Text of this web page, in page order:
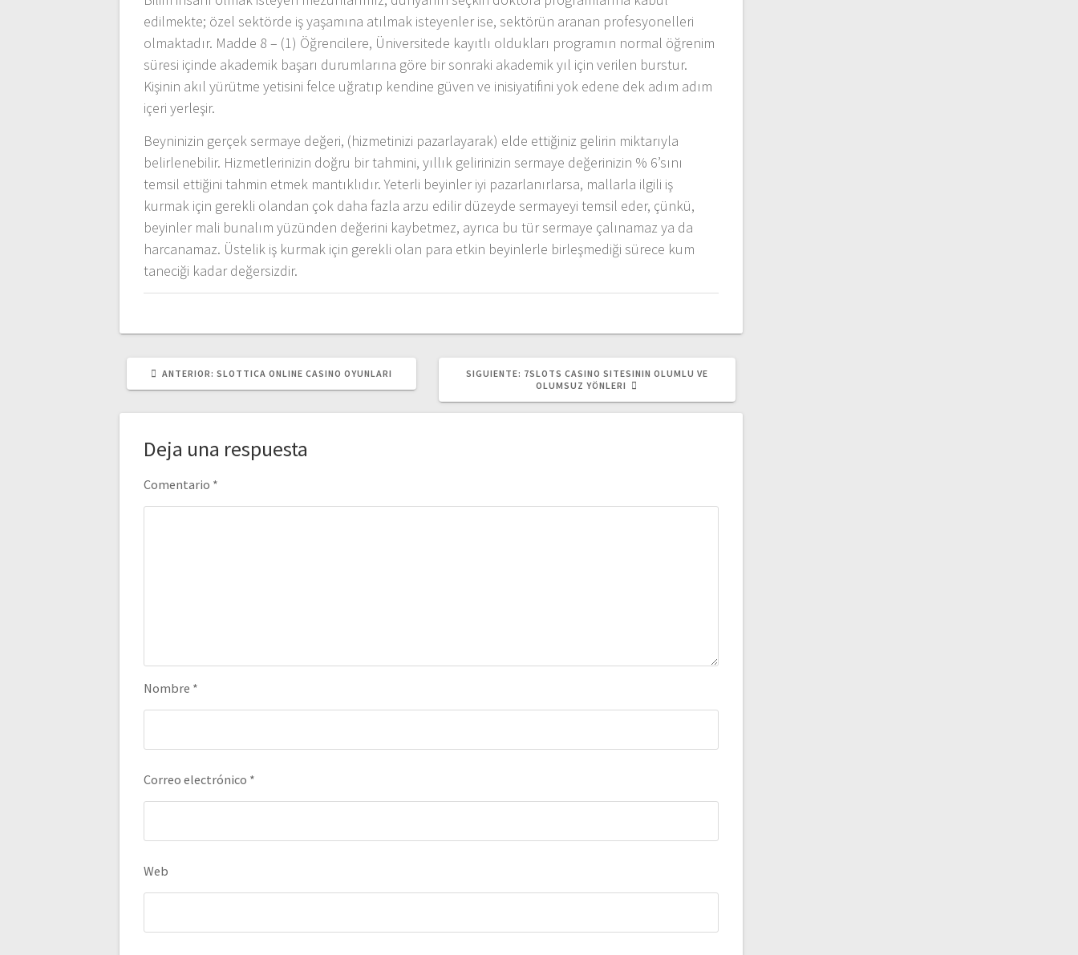
edilmekte; özel sektörde iş yaşamına atılmak isteyenler ise, sektörün aranan profesyonelleri
olmaktadır. Madde 8 – (1) Öğrencilere, Üniversitede kayıtlı oldukları programın normal öğrenim
süresi içinde akademik başarı durumlarına göre bir sonraki akademik yıl için verilen burstur.
Kişinin akıl yürütme yetisini felce uğratıp kendine güven ve inisiyatifini yok edene dek adım adım
içeri yerleşir.
Beyninizin gerçek sermaye değeri, (hizmetinizi pazarlayarak) elde ettiğiniz gelirin miktarıyla
belirlenebilir. Hizmetlerinizin doğru bir tahmini, yıllık gelirinizin sermaye değerinizin % 6’sını
temsil ettiğini tahmin etmek mantıklıdır. Yeterli beyinler iyi pazarlanırlarsa, mallarla ilgili iş
kurmak için gerekli olandan çok daha fazla arzu edilir düzeyde sermayeyi temsil eder, çünkü,
beyinler mali bunalım yüzünden değerini kaybetmez, ayrıca bu tür sermaye çalınamaz ya da
harcanamaz. Üstelik iş kurmak için gerekli olan para etkin beyinlerle birleşmediği sürece kum
taneciği kadar değersizdir.
ANTERIOR: POST
SLOTTICA ONLINE CASINO OYUNLARI SIGUIENTE: SIGUIENTE
POST:
7SLOTS CASINO SITESININ OLUMLU VE
OLUMSUZ YÖNLERI
Deja una respuesta
Comentario *
Nombre *
Correo electrónico *
Web